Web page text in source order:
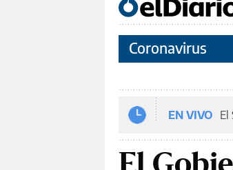
Coronavirus
EN VIVO El